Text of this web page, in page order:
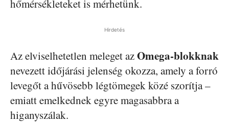
hőmérsékleteket is mérhetünk.
Hirdetés
Az elviselhetetlen meleget azOmega-blokknak
nevezett időjárási jelenség okozza, amely a forró
levegőt a hűvösebb légtömegek közé szorítja –
emiatt emelkednek egyre magasabbra a
higanyszálak.